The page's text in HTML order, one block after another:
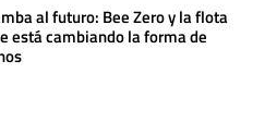
al futuro: Bee Zero y la flota
está cambiando la forma de